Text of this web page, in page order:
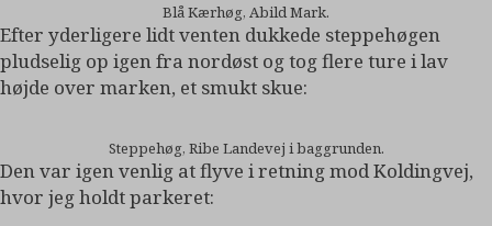
Blå Kærhøg, Abild Mark.
Efter yderligere lidt venten dukkede steppehøgen
pludselig op igen fra nordøst og tog flere ture i lav
højde over marken, et smukt skue:
Steppehøg, Ribe Landevej i baggrunden.
Den var igen venlig at flyve i retning mod Koldingvej,
hvor jeg holdt parkeret: